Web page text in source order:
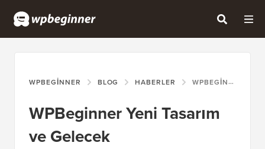
WPBEGINNER BLOG HABERLER WPBEGINNER YENI TASARIM VE GELECEK
WPBeginner Yeni Tasarım
ve Gelecek